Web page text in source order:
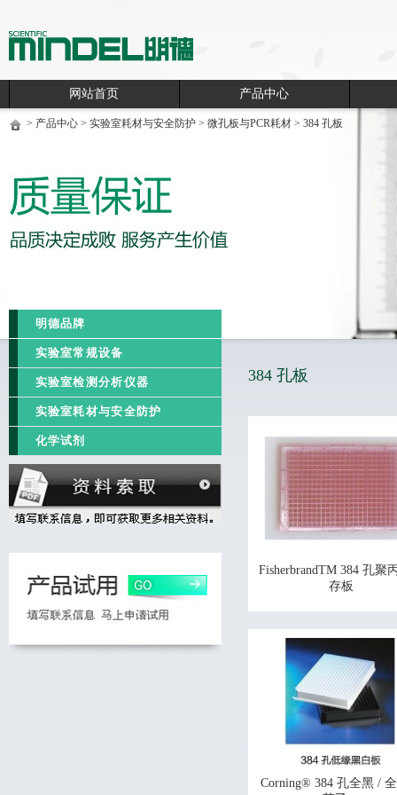
网站首页 产品中心
> 产品中心 > 实验室耗材与安全防护 > 微孔板与PCR耗材 > 384 孔板
明德品牌
实验室常规设备
实验室检测分析仪器
实验室耗材与安全防护
化学试剂
384 孔板
FisherbrandTM 384 孔聚
存板
Corning® 384 孔全黑 /